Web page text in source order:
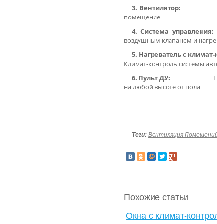
3.
помещение
4. Система
воздушным клапаном и
5. Нагреватель с
Климат-контроль системы
6. Пульт ДУ:
на любой высоте от пола
Теги: Вентиляция
Похожие статьи
Окна с климат-